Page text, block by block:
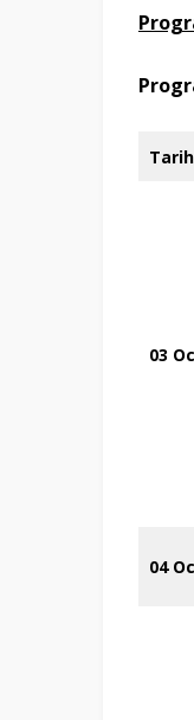
03
04